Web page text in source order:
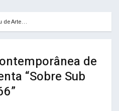
de Arte…
de
“Sobre Sub